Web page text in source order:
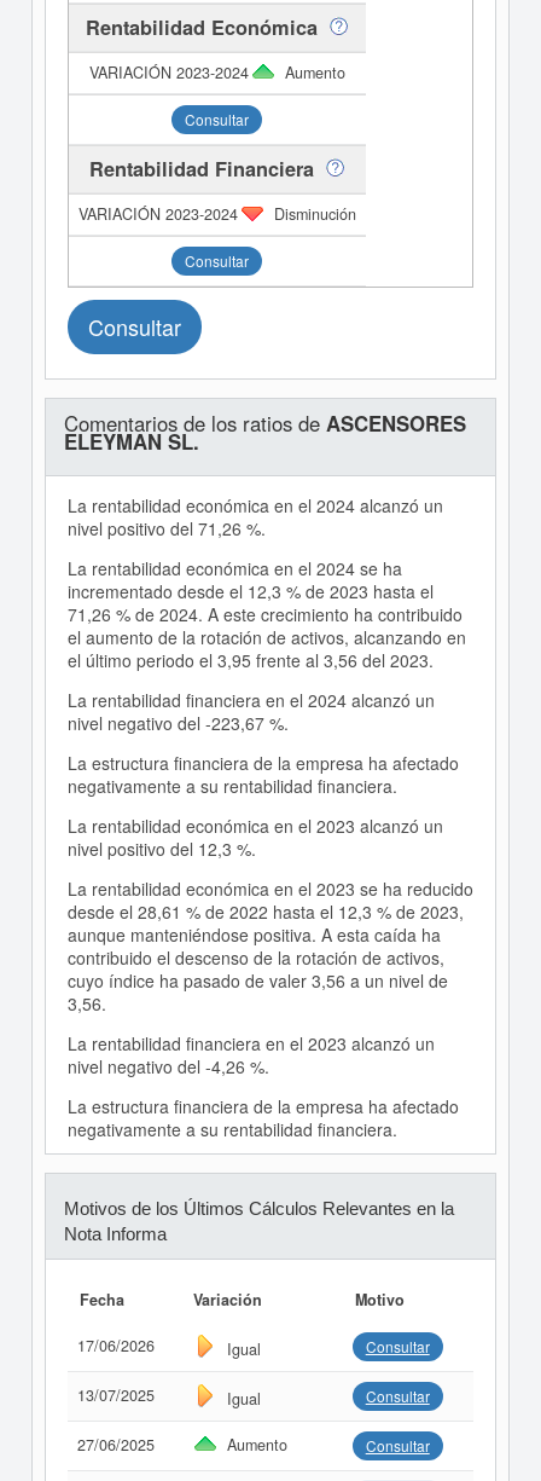
Rentabilidad Económica
Aumento
Consultar
Rentabilidad Financiera
Disminución
Consultar
Consultar
Comentarios de los ratios de ASCENSORES
ELEYMAN SL.
La rentabilidad económica en el 2024 alcanzó un
nivel positivo del 71,26 %.
La rentabilidad económica en el 2024 se ha
incrementado desde el 12,3 % de 2023 hasta el
71,26 % de 2024. A este crecimiento ha contribuido
el aumento de la rotación de activos, alcanzando en
el último periodo el 3,95 frente al 3,56 del 2023.
La rentabilidad financiera en el 2024 alcanzó un
nivel negativo del -223,67 %.
La estructura financiera de la empresa ha afectado
negativamente a su rentabilidad financiera.
La rentabilidad económica en el 2023 alcanzó un
nivel positivo del 12,3 %.
La rentabilidad económica en el 2023 se ha reducido
desde el 28,61 % de 2022 hasta el 12,3 % de 2023,
aunque manteniéndose positiva. A esta caída ha
contribuido el descenso de la rotación de activos,
cuyo índice ha pasado de valer 3,56 a un nivel de
3,56.
La rentabilidad financiera en el 2023 alcanzó un
nivel negativo del -4,26 %.
La estructura financiera de la empresa ha afectado
negativamente a su rentabilidad financiera.
Motivos de los Últimos Cálculos Relevantes en la
Nota Informa
Fecha Variación Motivo
17/06/2026 Igual Consultar
13/07/2025 Igual Consultar
27/06/2025 Aumento Consultar